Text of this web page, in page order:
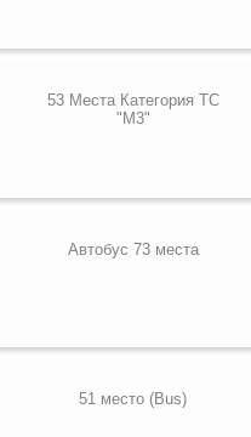
53 Места Категория ТС
"М3"
Автобус 73 места
51 место (Bus)